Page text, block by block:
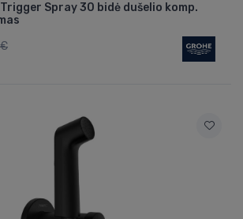
Spray 30 bidė dušelio komp.